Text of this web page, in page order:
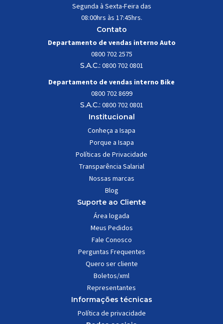
Segunda à Sexta-Feira das
08:00hrs às 17:45hrs.
Contato
Departamento de vendas interno Auto
0800 702 2575
S.A.C.: 0800 702 0801
Departamento de vendas interno Bike
0800 702 8699
S.A.C.: 0800 702 0801
Institucional
Conheça a Isapa
Porque a Isapa
Políticas de Privacidade
Transparência Salarial
Nossas marcas
Blog
Suporte ao Cliente
Área logada
Meus Pedidos
Fale Conosco
Perguntas Frequentes
Quero ser cliente
Boletos/xml
Representantes
Informações técnicas
Política de privacidade